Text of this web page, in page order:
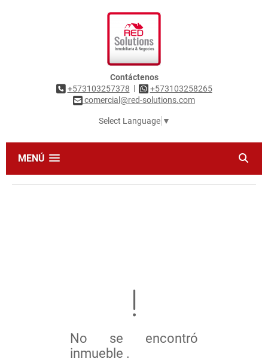
Contáctenos
+573103257378 |
+573103258265
comercial@red-solutions.com
Select Language ▼
MENÚ
No se encontró
inmueble .